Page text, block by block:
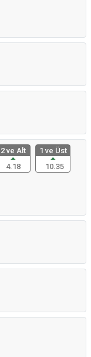
2 ve Alt
4.18
1 ve Üst
10.35